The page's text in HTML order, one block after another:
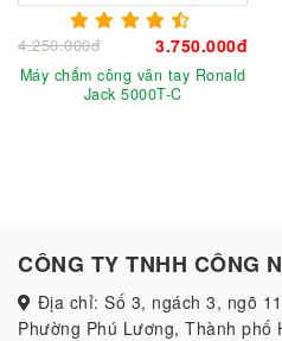
4.250.000đ 3.750.000đ
Máy chấm công vân tay Ronald
Jack 5000T-C
CÔNG TY TNHH CÔNG
Địa chỉ: Số 3, ngách 3, ngõ
Phường Phú Lương, Thành phố